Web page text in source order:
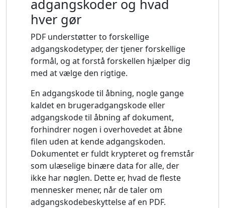
adgangskoder og hvad
hver gør
PDF understøtter to forskellige
adgangskodetyper, der tjener forskellige
formål, og at forstå forskellen hjælper dig
med at vælge den rigtige.
En adgangskode til åbning, nogle gange
kaldet en brugeradgangskode eller
adgangskode til åbning af dokument,
forhindrer nogen i overhovedet at åbne
filen uden at kende adgangskoden.
Dokumentet er fuldt krypteret og fremstår
som ulæselige binære data for alle, der
ikke har nøglen. Dette er, hvad de fleste
mennesker mener, når de taler om
adgangskodebeskyttelse af en PDF.